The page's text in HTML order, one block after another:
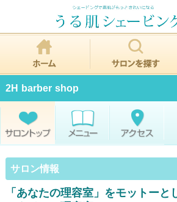
2H barber shop
サロン情報
「あなたの理容室」をモットーと